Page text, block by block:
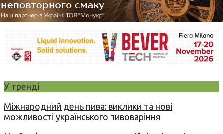
У тренді
Міжнародний день пива: виклики та нові
можливості українського пивоваріння